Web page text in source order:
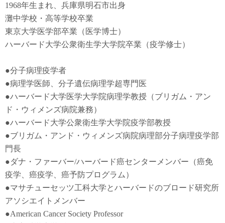
1968年生まれ、兵庫県明石市出身
灘中学校・高等学校卒業
東京大学医学部卒業（医学博士）
ハーバード大学公衆衛生学大学院卒業（疫学修士）
●分子病理疫学者
●病理学医師、分子遺伝病理学超専門医
●ハーバード大学医学大学院病理学教授（ブリガム・アン
ド・ウィメンズ病院兼務）
●ハーバード大学公衆衛生学大学院疫学部教授
●ブリガム・アンド・ウィメンズ病院病理部分子病理疫学部
門長
●ダナ・ファーバー/ハーバード癌センターメンバー（癌免
疫学
癌疫学 、癌予防プログラム）
●マサチューセッツ工科大学とハーバードのブロード研究所
アソシエイトメンバー
●American Cancer Society Professor